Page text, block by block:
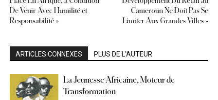
De Venir Avec Humilité et
Responsabilité »
Cameroun Ne Doit Pas Se
Limiter Aux Grandes Villes »
ARTICLES CONNEXES PLUS DE L'AUTEUR
La Jeunesse Africaine, Moteur de
Transformation